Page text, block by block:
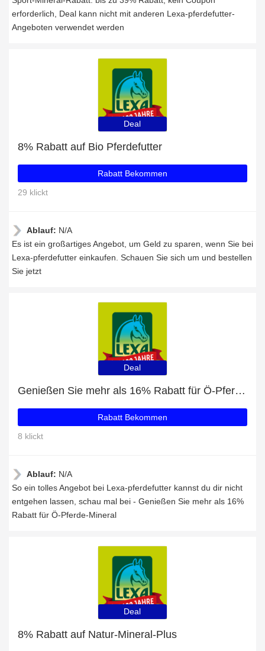
erforderlich, Deal kann nicht mit anderen Lexa-pferdefutter-
Angeboten verwendet werden
Deal
8% Rabatt auf Bio Pferdefutter
Rabatt Bekommen
29 klickt
Ablauf: N/A
Es ist ein großartiges Angebot, um Geld zu sparen, wenn Sie bei
Lexa-pferdefutter einkaufen. Schauen Sie sich um und bestellen
Sie jetzt
Deal
Genießen Sie mehr als 16% Rabatt für Ö-Pferde-Mineral
Rabatt Bekommen
8 klickt
Ablauf: N/A
So ein tolles Angebot bei Lexa-pferdefutter kannst du dir nicht
entgehen lassen, schau mal bei - Genießen Sie mehr als 16%
Rabatt für Ö-Pferde-Mineral
Deal
8% Rabatt auf Natur-Mineral-Plus